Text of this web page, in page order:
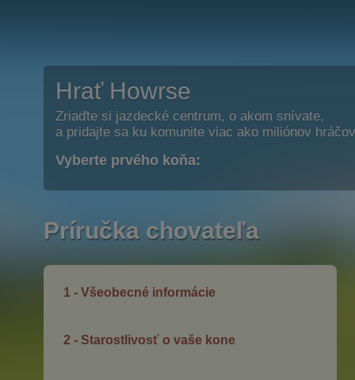
Hrať Howrse
Zriaďte si jazdecké centrum, o akom snívate,
a pridajte sa ku komunite viac ako miliónov
Vyberte prvého koňa:
Príručka chovateľa
1 - Všeobecné informácie
2 - Starostlivosť o vaše kone